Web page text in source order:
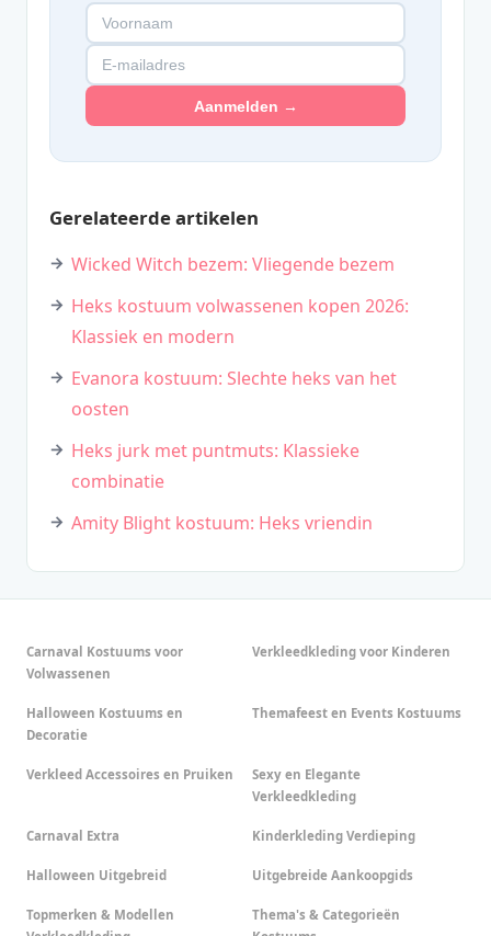
Aanmelden →
Gerelateerde artikelen
Wicked Witch bezem: Vliegende bezem
Heks kostuum volwassenen kopen 2026:
Klassiek en modern
Evanora kostuum: Slechte heks van het
oosten
Heks jurk met puntmuts: Klassieke
combinatie
Amity Blight kostuum: Heks vriendin
Carnaval Kostuums voor
Volwassenen
Verkleedkleding voor Kinderen
Halloween Kostuums en
Decoratie
Themafeest en Events Kostuums
Verkleed Accessoires en Pruiken
Sexy en Elegante
Verkleedkleding
Carnaval Extra Kinderkleding Verdieping
Halloween Uitgebreid Uitgebreide Aankoopgids
Topmerken & Modellen
Thema's & Categorieën